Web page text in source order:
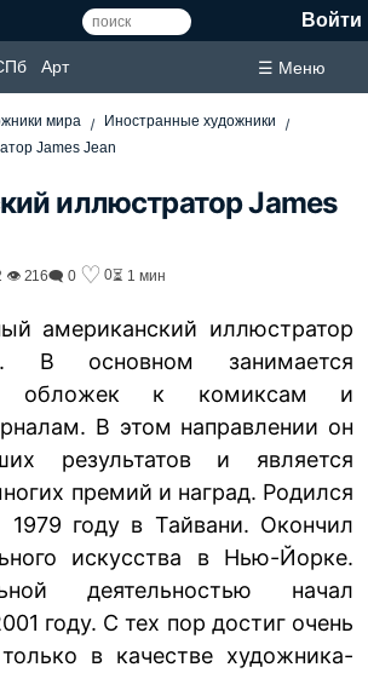
Войти
Арт ☰ Меню
мира
Иностранные художники
James Jean
иллюстратор James
👁 216🗨 0 ♡ 0⏳ 1 мин
американский иллюстратор
. В основном занимается
обложек к комиксам и
В этом направлении он
результатов и является
премий и наград. Родился
году в Тайвани. Окончил
искусства в Нью-Йорке.
деятельностью начал
году. С тех пор достиг очень
в качестве художника-